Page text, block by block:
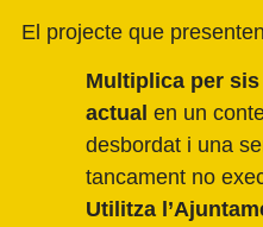
El projecte que
Multiplica per
actual en un
desbordat i una
tancament no
Utilitza